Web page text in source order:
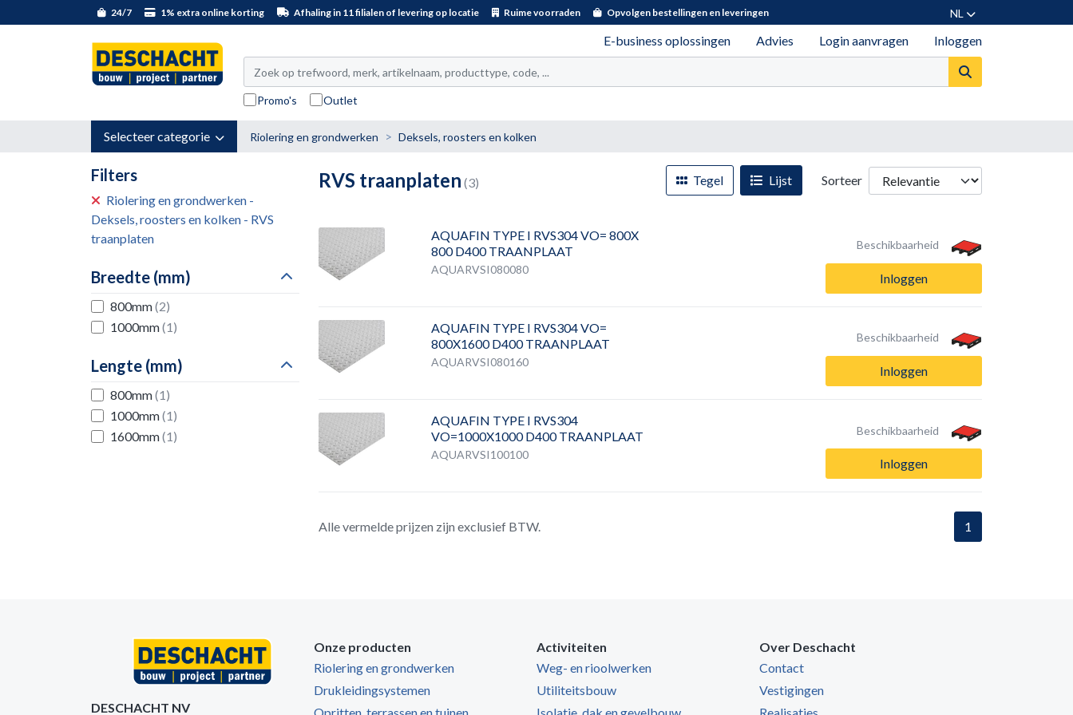
24/7 1% extra online korting Afhaling in 11 filialen of levering op locatie Ruime voorraden Opvolgen bestellingen en leveringen NL
E-business oplossingen Advies Login aanvragen Inloggen
Promo's Outlet
Selecteer categorie Riolering en grondwerken Deksels, roosters en kolken
Filters
Riolering en grondwerken -
Deksels, roosters en kolken - RVS
traanplaten
Breedte (mm)
800mm(2)
1000mm(1)
Lengte (mm)
800mm(1)
1000mm(1)
1600mm(1)
RVS traanplaten (3) Tegel Lijst Sorteer
AQUAFIN TYPE I RVS304 VO= 800X
800 D400 TRAANPLAAT
AQUARVSI080080
Beschikbaarheid
Inloggen
AQUAFIN TYPE I RVS304 VO=
800X1600 D400 TRAANPLAAT
AQUARVSI080160
Beschikbaarheid
Inloggen
AQUAFIN TYPE I RVS304
VO=1000X1000 D400 TRAANPLAAT
AQUARVSI100100
Beschikbaarheid
Inloggen
Alle vermelde prijzen zijn exclusief BTW. 1
DESCHACHT NV
Onze producten
Riolering en grondwerken
Drukleidingsystemen
Activiteiten
Weg- en rioolwerken
Utiliteitsbouw
Over Deschacht
Contact
Vestigingen